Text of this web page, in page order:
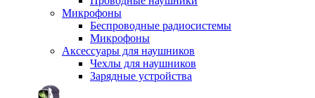
Микрофоны
Беспроводные радиосистемы
Микрофоны
Аксессуары для наушников
Чехлы для наушников
Зарядные устройства